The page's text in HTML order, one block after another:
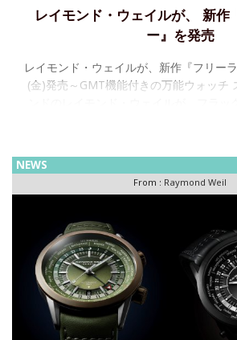
レイモンド・ウェイルが、 新作
ー』を発売
レイモンド・ウェイルが、新作『フリー
(金)発売～GMT機能付きの万能ウォッチ
ン『フリーランサー』のGMT機能付
NEWS
From : Raymond Weil